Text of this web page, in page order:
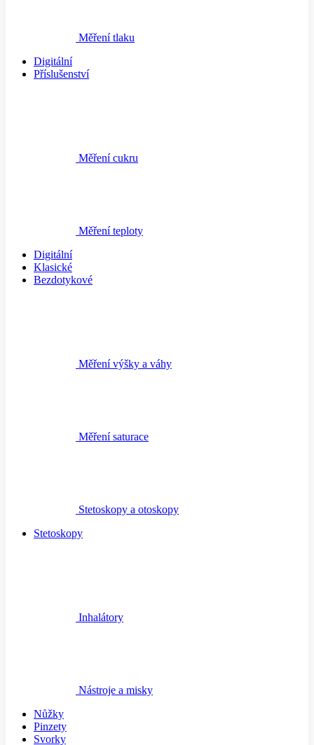
Měření tlaku
Digitální
Příslušenství
Měření cukru
Měření teploty
Digitální
Klasické
Bezdotykové
Měření výšky a váhy
Měření saturace
Stetoskopy a otoskopy
Stetoskopy
Inhalátory
Nástroje a misky
Nůžky
Pinzety
Svorky